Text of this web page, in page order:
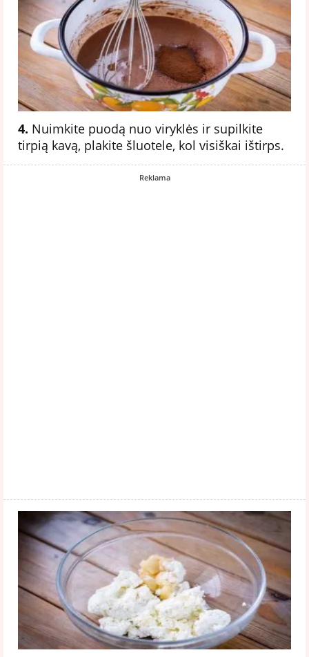
4. Nuimkite puodą nuo viryklės ir supilkite
tirpią kavą, plakite šluotele, kol visiškai ištirps.
Reklama